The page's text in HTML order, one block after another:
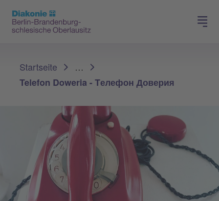
Presse
Startseite
…
Telefon Doweria - Tелефон Доверия